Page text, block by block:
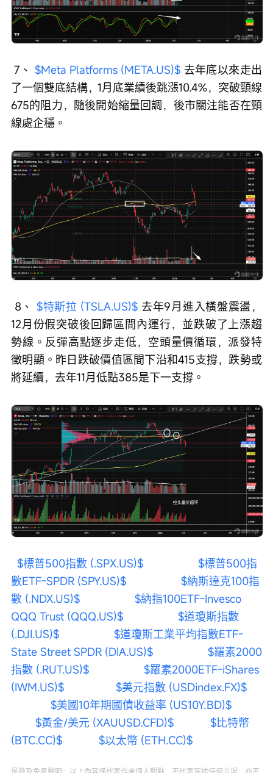
7、 $Meta Platforms (META.US)$ 去年底以來走出
了一個雙底結構，1月底業績後跳漲10.4%，突破頸線
675的阻力，隨後開始縮量回調，後市關注能否在頸
線處企穩。
8、 $特斯拉 (TSLA.US)$ 去年9月進入橫盤震盪，
12月份假突破後回歸區間內運行，並跌破了上漲趨
勢線。反彈高點逐步走低，空頭量價循環，派發特
徵明顯。昨日跌破價值區間下沿和415支撐，跌勢或
將延續，去年11月低點385是下一支撐。
$標普500指數 (.SPX.US)$
$標普500指
數ETF-SPDR (SPY.US)$
$納斯達克100指
數 (.NDX.US)$
$納指100ETF-Invesco
QQQ Trust (QQQ.US)$
$道瓊斯指數
(.DJI.US)$
$道瓊斯工業平均指數ETF-
State Street SPDR (DIA.US)$
$羅素2000
指數 (.RUT.US)$
$羅素2000ETF-iShares
(IWM.US)$
$美元指數 (USDindex.FX)$
$美國10年期國債收益率 (US10Y.BD)$
$黃金/美元 (XAUUSD.CFD)$
$比特幣
(BTC.CC)$
$以太幣 (ETH.CC)$